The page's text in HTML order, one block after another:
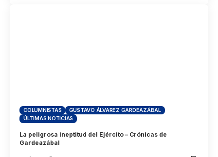
COLUMNISTAS
GUSTAVO ÁLVAREZ GARDEAZÁBAL
ÚLTIMAS NOTICIAS
La peligrosa ineptitud del Ejército – Crónicas de
Gardeazábal